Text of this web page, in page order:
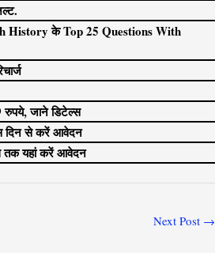
History के Top 25 Questions With
जाने डिटेल्स
दिन से करें आवेदन
तक यहां करें आवेदन
Next Post →